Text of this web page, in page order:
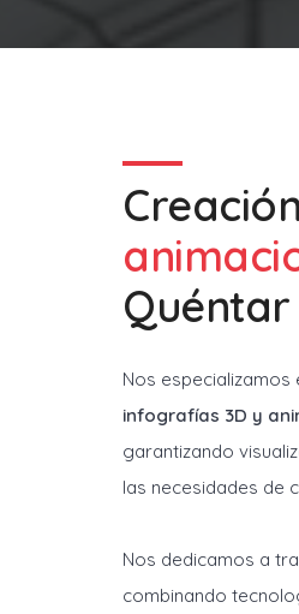
Nos
infografías 3D y
garantizando
las necesidades de
Nos dedicamos a
combinando